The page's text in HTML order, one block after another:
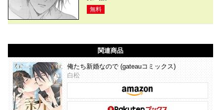
無料
関連商品
俺たち新婚なので (gateauコミックス)
白松